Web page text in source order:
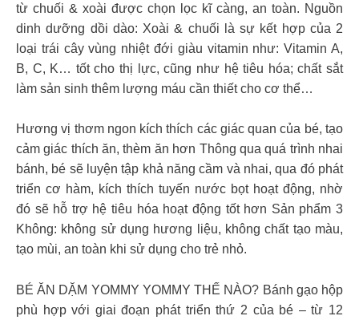
từ chuối & xoài được chọn lọc kĩ càng, an toàn. Nguồn
dinh dưỡng dồi dào: Xoài & chuối là sự kết hợp của 2
loại trái cây vùng nhiệt đới giàu vitamin như: Vitamin A,
B, C, K… tốt cho thị lực, cũng như hệ tiêu hóa; chất sắt
làm sản sinh thêm lượng máu cần thiết cho cơ thể…
Hương vị thơm ngon kích thích các giác quan của bé, tạo
cảm giác thích ăn, thèm ăn hơn Thông qua quá trình nhai
bánh, bé sẽ luyện tập khả năng cầm và nhai, qua đó phát
triển cơ hàm, kích thích tuyến nước bọt hoạt động, nhờ
đó sẽ hỗ trợ hệ tiêu hóa hoạt động tốt hơn Sản phẩm 3
Không: không sử dụng hương liệu, không chất tạo màu,
tạo mùi, an toàn khi sử dụng cho trẻ nhỏ.
BÉ ĂN DẶM YOMMY YOMMY THẾ NÀO? Bánh gạo hộp
phù hợp với giai đoạn phát triển thứ 2 của bé – từ 12